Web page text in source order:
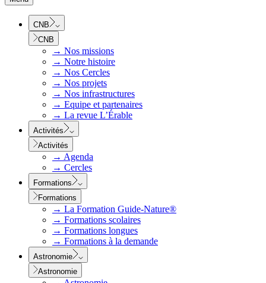
CNB
CNB
→ Nos missions
→ Notre histoire
→ Nos Cercles
→ Nos projets
→ Nos infrastructures
→ Equipe et partenaires
→ La revue L’Érable
Activités
Activités
→ Agenda
→ Cercles
Formations
Formations
→ La Formation Guide-Nature®
→ Formations scolaires
→ Formations longues
→ Formations à la demande
Astronomie
Astronomie